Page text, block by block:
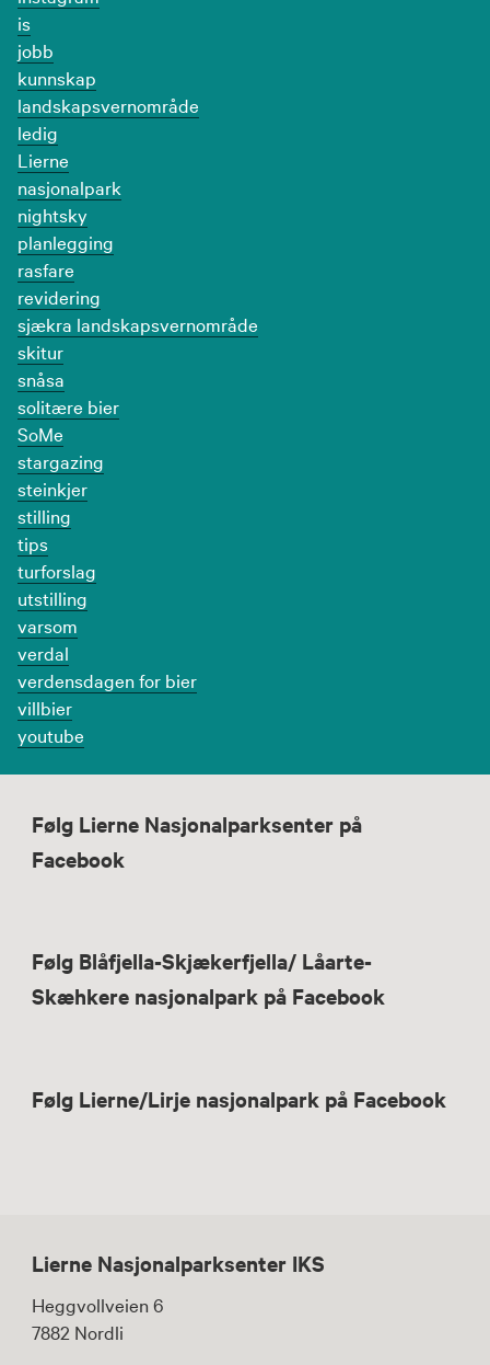
is
jobb
kunnskap
landskapsvernområde
ledig
Lierne
nasjonalpark
nightsky
planlegging
rasfare
revidering
sjækra landskapsvernområde
skitur
snåsa
solitære bier
SoMe
stargazing
steinkjer
stilling
tips
turforslag
utstilling
varsom
verdal
verdensdagen for bier
villbier
youtube
Følg Lierne Nasjonalparksenter på
Facebook
Følg Blåfjella-Skjækerfjella/ Låarte-
Skæhkere nasjonalpark på Facebook
Følg Lierne/Lirje nasjonalpark på Facebook
Lierne Nasjonalparksenter IKS
Heggvollveien 6
7882 Nordli